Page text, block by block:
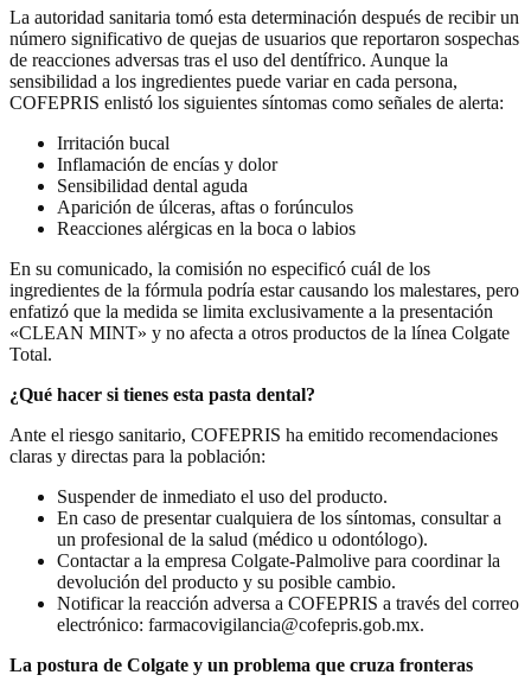
La autoridad sanitaria tomó esta determinación después de recibir un
número significativo de quejas de usuarios que reportaron sospechas
de reacciones adversas tras el uso del dentífrico. Aunque la
sensibilidad a los ingredientes puede variar en cada persona,
COFEPRIS enlistó los siguientes síntomas como señales de alerta:
Irritación bucal
Inflamación de encías y dolor
Sensibilidad dental aguda
Aparición de úlceras, aftas o forúnculos
Reacciones alérgicas en la boca o labios
En su comunicado, la comisión no especificó cuál de los
ingredientes de la fórmula podría estar causando los malestares, pero
enfatizó que la medida se limita exclusivamente a la presentación
«CLEAN MINT» y no afecta a otros productos de la línea Colgate
Total.
¿Qué hacer si tienes esta pasta dental?
Ante el riesgo sanitario, COFEPRIS ha emitido recomendaciones
claras y directas para la población:
Suspender de inmediato el uso del producto.
En caso de presentar cualquiera de los síntomas, consultar a
un profesional de la salud (médico u odontólogo).
Contactar a la empresa Colgate-Palmolive para coordinar la
devolución del producto y su posible cambio.
Notificar la reacción adversa a COFEPRIS a través del correo
electrónico: farmacovigilancia@cofepris.gob.mx.
La postura de Colgate y un problema que cruza fronteras